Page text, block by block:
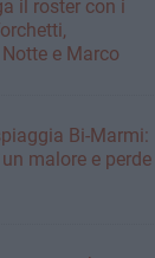
il roster con i
e Marco
Bi-Marmi:
malore e perde